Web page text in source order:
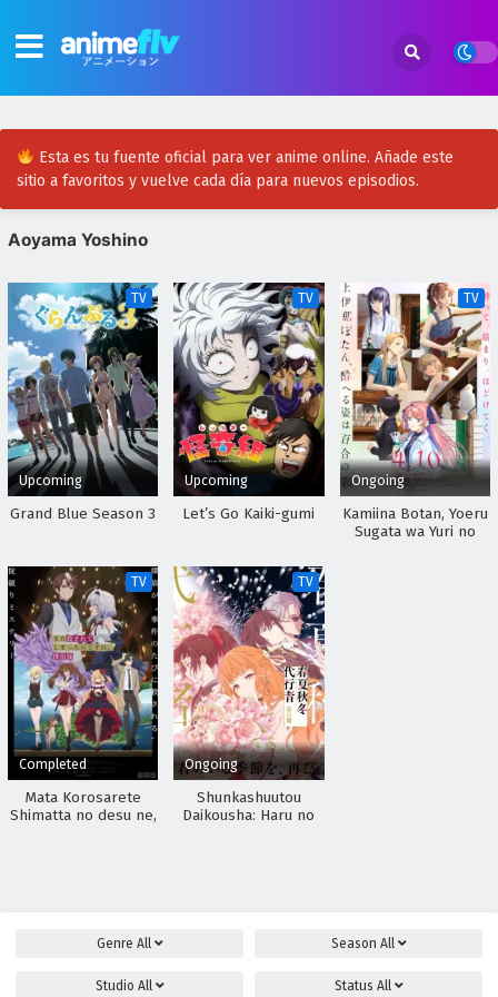
Esta es tu fuente oficial para ver anime online. Añade este
sitio a favoritos y vuelve cada día para nuevos episodios.
Aoyama Yoshino
TV
Upcoming
Grand Blue Season 3
TV
Upcoming
Let’s Go Kaiki-gumi
TV
Ongoing
Kamiina Botan, Yoeru
Sugata wa Yuri no
TV
Completed
Mata Korosarete
Shimatta no desu ne,
TV
Ongoing
Shunkashuutou
Daikousha: Haru no
Genre All Season All
Studio All Status All